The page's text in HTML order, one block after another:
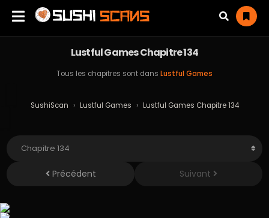
Lustful Games Chapitre 134
Tous les chapitres sont dans Lustful Games
SushiScan › Lustful Games › Lustful Games Chapitre 134
Précédent Suivant